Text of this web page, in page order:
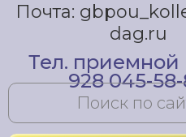
Почта:
dag.ru
Тел. приемной
928 045-